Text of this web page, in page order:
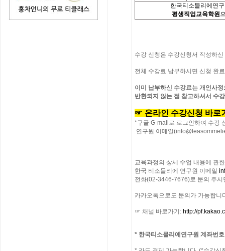
한국티소믈리에연
평생직업교육학원
수강 신청은 수강신청서 작성하신
전체 수강료 납부하시면 신청 완
이미 납부하신 수강료는 개인사
반환되지 않는 점 참고하셔서 수
☞ 온라인 수강신청 바로
*구글 G-mail 로 로그인하여 수강
연구원 이메일
교육과정의 상세 수업 내용에 관한
한국 티소믈리에 연구원 이메일
전화(02-3446-7676)로 문의 주시
카카오톡으로도 문의가 가능합니
☞ 채널 바로가기 : http://
* 한국티소믈리에연구원 계좌번호